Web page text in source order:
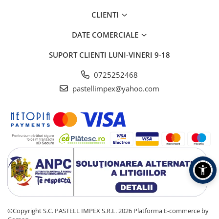
CLIENTI
DATE COMERCIALE
SUPORT CLIENTI LUNI-VINERI 9-18
0725252468
pastellimpex@yahoo.com
©Copyright S.C. PASTELL IMPEX S.R.L. 2026 Platforma E-commerce by